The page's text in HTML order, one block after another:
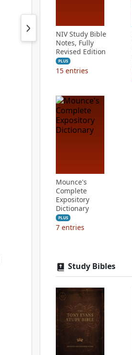
NIV Study Bible
Notes, Fully
Revised Edition
PLUS
15 entries
Mounce's
Complete
Expository
Dictionary
PLUS
7 entries
Study Bibles